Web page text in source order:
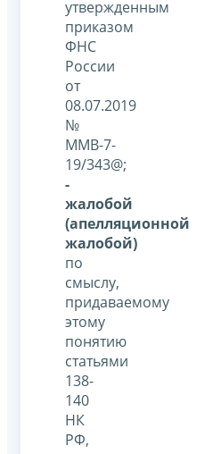
утвержденным
приказом
ФНС
России
от
08.07.2019
№
ММВ-7-
19/343@;
-
жалобой
(апелляционной
жалобой)
по
смыслу,
придаваемому
этому
понятию
статьями
138-
140
НК
РФ,